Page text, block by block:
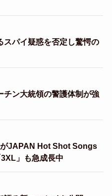
スパイ疑惑を否定し驚愕の
チン大統領の警護体制が強
JAPAN Hot Shot Songs
」も急成長中